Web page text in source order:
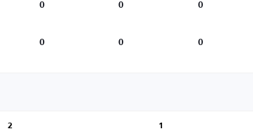
0
0
0
0
0
0
1
2